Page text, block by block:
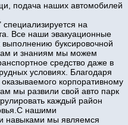
подача наших автомобилей
на
Все наши эвакуационные
буксировочной
и знаниям мы можем
средство даже в
условиях. Благодаря
корпоративному
мы развили свой авто парк
каждый район
нашими
навыками мы являемся